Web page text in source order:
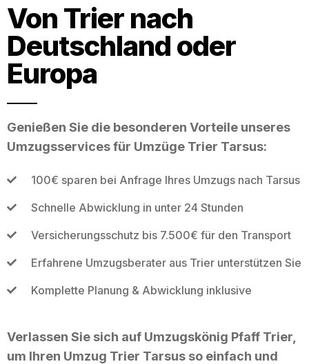
Von Trier nach
Deutschland oder
Europa
Genießen Sie die besonderen Vorteile unseres
Umzugsservices für Umzüge Trier Tarsus:
100€ sparen bei Anfrage Ihres Umzugs nach Tarsus
Schnelle Abwicklung in unter 24 Stunden
Versicherungsschutz bis 7.500€ für den Transport
Erfahrene Umzugsberater aus Trier unterstützen Sie
Komplette Planung & Abwicklung inklusive
Verlassen Sie sich auf Umzugskönig Pfaff Trier,
um Ihren Umzug Trier Tarsus so einfach und